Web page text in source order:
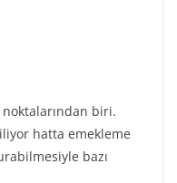
biri.
hatta emekleme
bazı